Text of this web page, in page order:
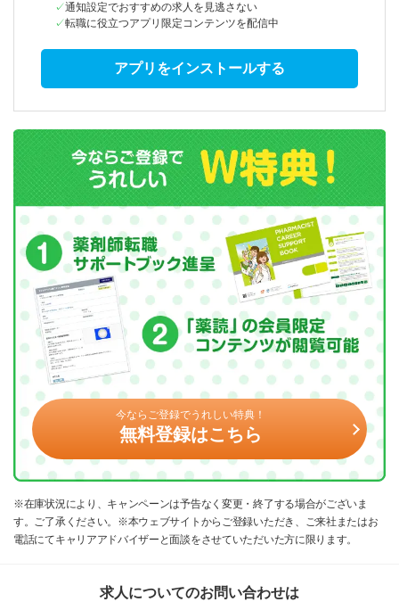
通知設定でおすすめの求人を見逃さない
転職に役立つアプリ限定コンテンツを配信中
アプリをインストールする
今ならご登録でうれしい特典！
無料登録はこちら
※在庫状況により、キャンペーンは予告なく変更・終了する場合がございま
す。ご了承ください。※本ウェブサイトからご登録いただき、ご来社またはお
電話にてキャリアアドバイザーと面談をさせていただいた方に限ります。
求人についてのお問い合わせは